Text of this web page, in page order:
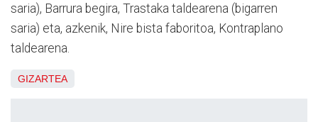
saria), Barrura begira, Trastaka taldearena (bigarren
saria) eta, azkenik, Nire bista faboritoa, Kontraplano
taldearena.
GIZARTEA